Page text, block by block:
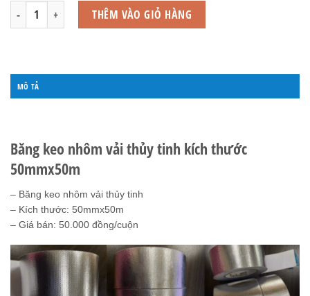
Băng keo nhôm vải thủy tinh kích thước 50mmx50m số lượng
THÊM VÀO GIỎ HÀNG
MÔ TẢ
Băng keo nhôm vải thủy tinh kích thước
50mmx50m
– Băng keo nhôm vải thủy tinh
– Kích thước: 50mmx50m
– Giá bán: 50.000 đồng/cuộn